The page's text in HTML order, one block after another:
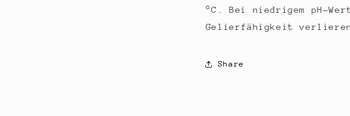
°C. Bei niedrigem pH-
Gelierfähigkeit
Share